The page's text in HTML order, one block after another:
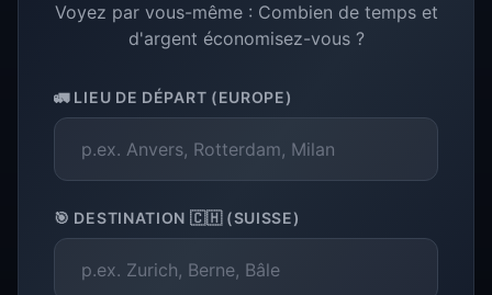
Voyez par vous-même : Combien de temps et
d'argent économisez-vous ?
🚛 LIEU DE DÉPART (EUROPE)
🎯 DESTINATION 🇨🇭 (SUISSE)